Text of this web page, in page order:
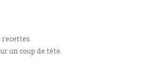
un coup de tête.